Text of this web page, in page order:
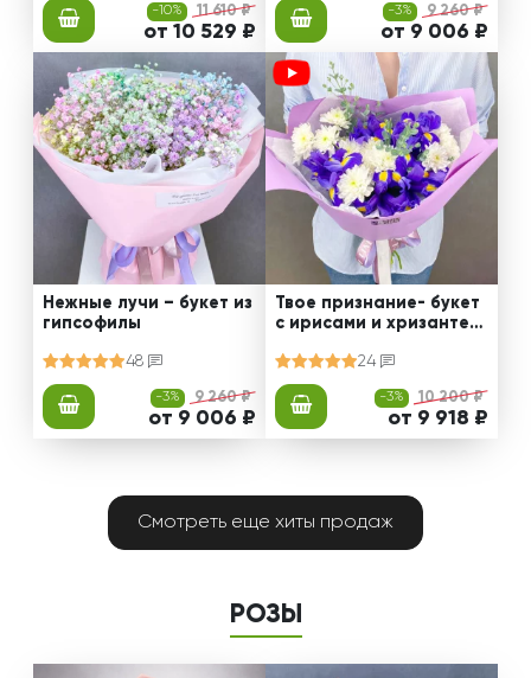
-10% 11 610 ₽
от 10 529 ₽
-3% 9 260 ₽
от 9 006 ₽
Нежные лучи – букет из
гипсофилы
48
-3% 9 260 ₽
от 9 006 ₽
Твое признание- букет
с ирисами и хризантем
24
-3% 10 200 ₽
от 9 918 ₽
Смотреть еще хиты продаж
РОЗЫ